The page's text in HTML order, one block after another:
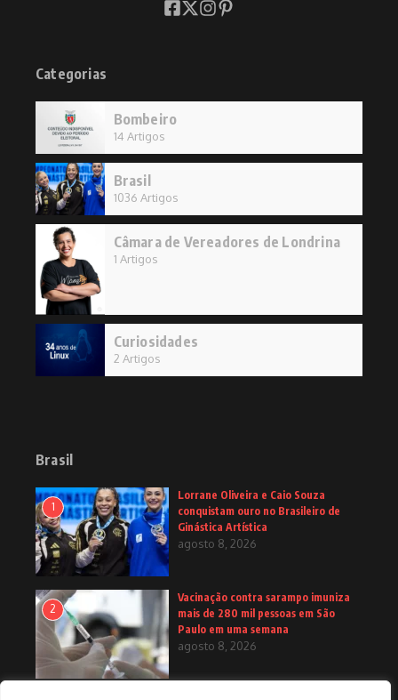
Categorias
Bombeiro
14 Artigos
Brasil
1036 Artigos
Câmara de Vereadores de Londrina
1 Artigos
Curiosidades
2 Artigos
Brasil
1
Lorrane Oliveira e Caio Souza
conquistam ouro no Brasileiro de
Ginástica Artística
agosto 8, 2026
2
Vacinação contra sarampo imuniza
mais de 280 mil pessoas em São
Paulo em uma semana
agosto 8, 2026